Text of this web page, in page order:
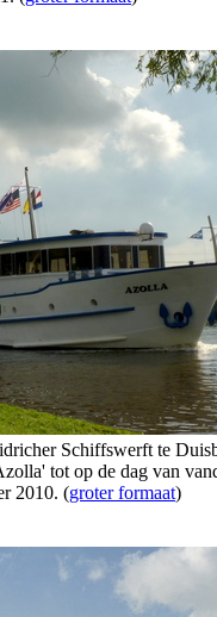
Schiffswerft te
tot op de dag van
2010. (groter formaat)